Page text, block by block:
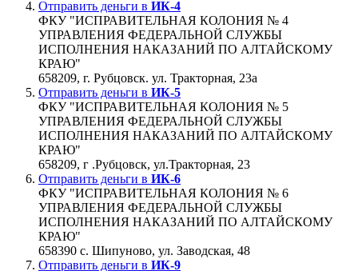
Отправить деньги в ИК-4
ФКУ "ИСПРАВИТЕЛЬНАЯ КОЛОНИЯ № 4
УПРАВЛЕНИЯ ФЕДЕРАЛЬНОЙ СЛУЖБЫ
ИСПОЛНЕНИЯ НАКАЗАНИЙ ПО АЛТАЙСКОМУ
КРАЮ"
658209, г. Рубцовск. ул. Тракторная, 23а
Отправить деньги в ИК-5
ФКУ "ИСПРАВИТЕЛЬНАЯ КОЛОНИЯ № 5
УПРАВЛЕНИЯ ФЕДЕРАЛЬНОЙ СЛУЖБЫ
ИСПОЛНЕНИЯ НАКАЗАНИЙ ПО АЛТАЙСКОМУ
КРАЮ"
658209, г .Рубцовск, ул.Тракторная, 23
Отправить деньги в ИК-6
ФКУ "ИСПРАВИТЕЛЬНАЯ КОЛОНИЯ № 6
УПРАВЛЕНИЯ ФЕДЕРАЛЬНОЙ СЛУЖБЫ
ИСПОЛНЕНИЯ НАКАЗАНИЙ ПО АЛТАЙСКОМУ
КРАЮ"
658390 с. Шипуново, ул. Заводская, 48
Отправить деньги в ИК-9